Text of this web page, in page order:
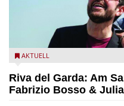
Fabrizio Bosso & Julian
AKTUELL
Riva del Garda: Am
Fabrizio Bosso &